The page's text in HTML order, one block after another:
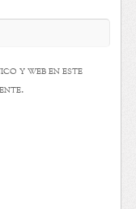
y web en este